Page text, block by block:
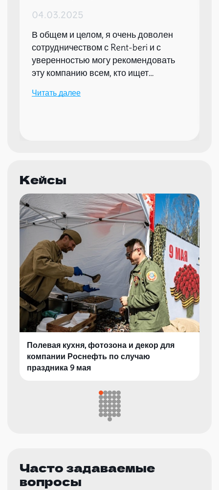
04.03.2025
В общем и целом, я очень доволен
сотрудничеством с Rent-beri и с
уверенностью могу рекомендовать
эту компанию всем, кто ищет
мероприятий.
Читать далее
Кейсы
Полевая кухня, фотозона и декор для
компании Роснефть по случаю
праздника 9 мая
Часто задаваемые
вопросы